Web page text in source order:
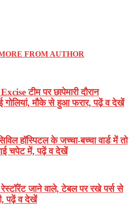
FROM AUTHOR
टीम पर छापेमारी दौरान
मौके से हुआ फरार, पढ़ें व देखें
हॉस्पिटल के जच्चा-बच्चा वार्ड में तो
चपेट में, पढ़ें व देखें
जाने वाले, टेबल पर रखे पर्स से
पढ़ें व देखें